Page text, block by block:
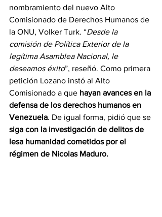
nombramiento del nuevo Alto
Comisionado de Derechos Humanos de
la ONU, Volker Turk. “Desde la
comisión de Política Exterior de la
legítima Asamblea Nacional, le
deseamos éxito”, reseñó. Como primera
petición Lozano instó al Alto
Comisionado a que hayan avances en la
defensa de los derechos humanos en
Venezuela. De igual forma, pidió que se
siga con la investigación de delitos de
lesa humanidad cometidos por el
régimen de Nicolas Maduro.